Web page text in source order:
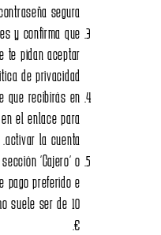
y una contraseña segura.
y confirma que
que te pidan aceptar
la política de privacidad.
enlace que recibirás en
clic en el enlace para
activar la cuenta.
a la sección “Cajero” o
de pago preferido e
mínimo suele ser de 10